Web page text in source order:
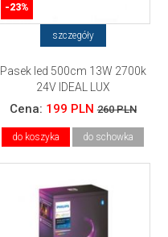
-23%
szczegóły
Pasek led 500cm 13W 2700k
24V IDEAL LUX
Cena: 199 PLN 260 PLN
do koszyka do schowka